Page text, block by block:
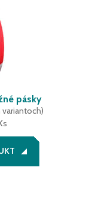
pásky
variantoch)